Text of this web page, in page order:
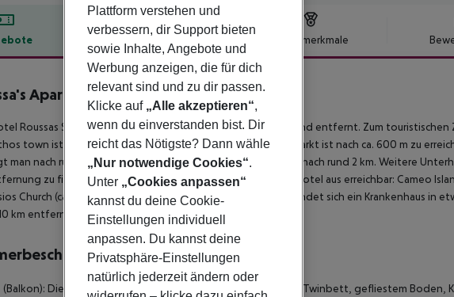
Hotelbeschreibung Hotelmerkmale
Apartments
3
Roussas Studios and Apartments liegt ca. 500 m vom Strand entfernt. Zum touristischen
town ist ca. 10 km entfernt (Laganas ca. 2 km). Ein Supermarkt ist nach ca. 600 m zu
man nach rund 500 m. Zur nächsten Diskothek gelangt man nach rund 2 km. Weitere
zu finden. Folgende Sehenswürdigkeiten sind vom Hotel aus erreichbar: Cameo
Church (ca. 9 km). Zur ärztlichen Versorgung im Notfall befindet sich ein Krankenhaus in
km entfernt.
(Balkon): Die Zimmer sind ausgestattet mit Doppelbett oder Twinbett, gefliestem Boden,
Plattform verstehen und
verbessern, dir Support bieten
sowie Inhalte, Angebote und
Werbung anzeigen, die für dich
relevant sind und zu dir passen.
Klicke auf „Alle akzeptieren“,
wenn du einverstanden bist. Dir
reicht das Nötigste? Dann wähle
„Nur notwendige Cookies“.
Unter „Cookies anpassen“
kannst du deine Cookie-
Einstellungen individuell
anpassen. Du kannst deine
Privatsphäre-Einstellungen
natürlich jederzeit ändern oder